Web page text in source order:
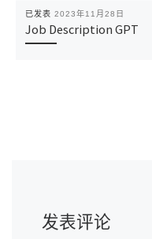
已发表 2023年11月28日
Job Description GPT
发表评论